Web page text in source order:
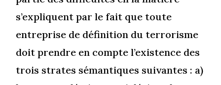
s’expliquent par le fait que toute
entreprise de définition du terrorisme
doit prendre en compte l’existence des
trois strates sémantiques suivantes : a)